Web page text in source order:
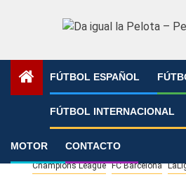
FÚTBOL ESPAÑOL
FÚTBOL INTERNACIONAL
MOTOR CONTACTO
»
Champions League FC Barcelona